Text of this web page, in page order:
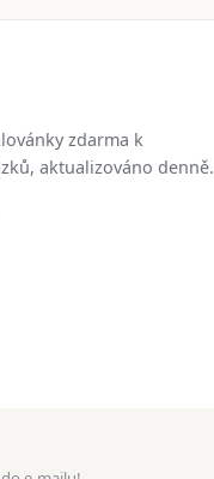
zdarma k
aktualizováno denně.